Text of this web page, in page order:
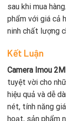
sau khi mua
phẩm với giá cả
ninh chất lượng
Kết Luận
Camera Imou
tuyệt vời cho
hiệu quả và dễ
nét, tính năng
hoạt, sản phẩm